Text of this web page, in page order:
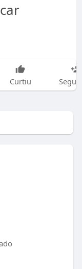
Curtiu